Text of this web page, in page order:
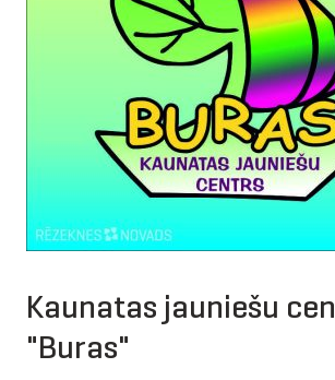
Kaunatas jauniešu
"Buras"